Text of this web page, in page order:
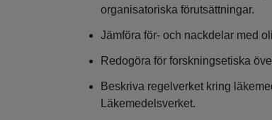
organisatoriska förutsättningar.
Jämföra för- och nackdelar med
Redogöra för forskningsetiska
Beskriva regelverket kring
Läkemedelsverket.